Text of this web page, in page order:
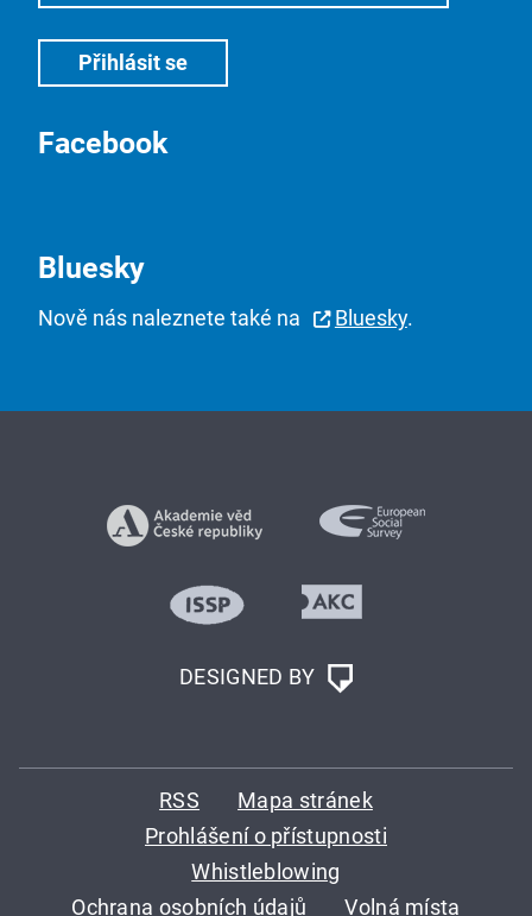
Facebook
Bluesky
Nově nás naleznete také na Bluesky.
DESIGNED BY
RSS
Mapa stránek
Prohlášení o přístupnosti
Whistleblowing
Ochrana osobních údajů
Volná místa